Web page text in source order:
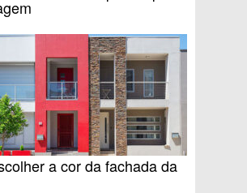
a cor da fachada da